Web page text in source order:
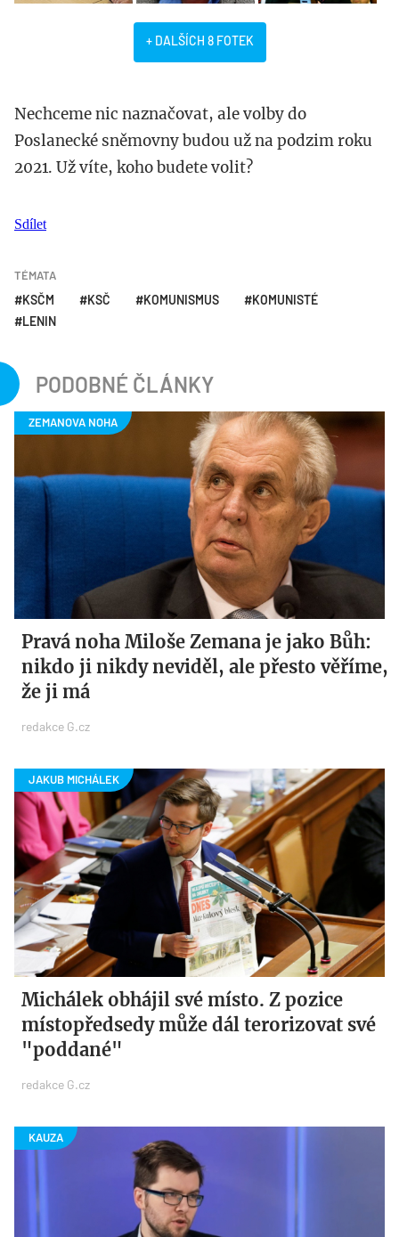
+ DALŠÍCH 8 FOTEK
Nechceme nic naznačovat, ale volby do
Poslanecké sněmovny budou už na podzim roku
2021. Už víte, koho budete volit?
Sdílet
TÉMATA
KSČM KSČ KOMUNISMUS
KOMUNISTÉ
LENIN
PODOBNÉ ČLÁNKY
Pravá noha Miloše Zemana je jako Bůh:
nikdo ji nikdy neviděl, ale přesto věříme,
že ji má
redakce G.cz
Michálek obhájil své místo. Z pozice
místopředsedy může dál terorizovat své
"poddané"
redakce G.cz